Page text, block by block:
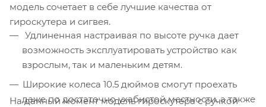
модель сочетает в себе лучшие качества от
гироскутера и сигвея.
возможность эксплуатировать устройство как
взрослым, так и маленьким детям.
Широкие колеса 10.5 дюймов смогут проехать
даже по достаточно ухабистой местности, а также
На данный момент модель гироскутера с ручкой